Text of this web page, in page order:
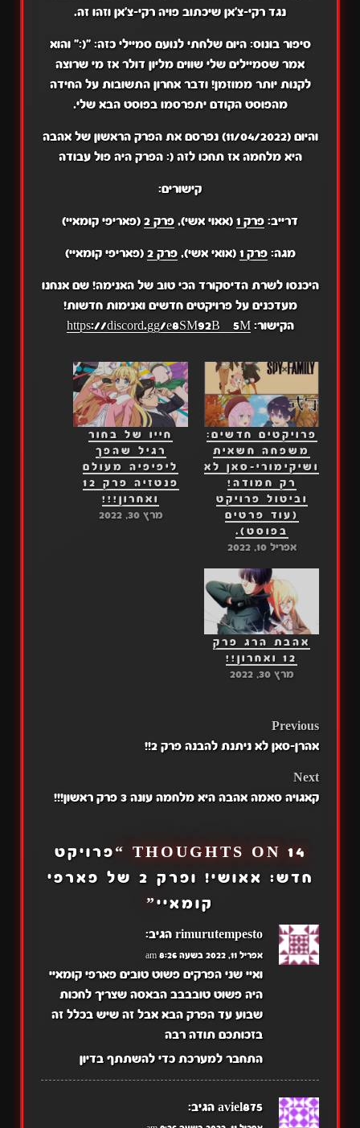
נגד רקי-צ'אן שיכתוב פויה רקי-צ'אן וזהו זה.
סיפור בונוס: היום שלחתי לנועם סמיילי כזה: "(:" והוא
אמר שסמיילים שלי שווים מליון דולר אז מי שרוצה
לקנות יותר ממוזמן! ודבר אחרון התשובות על החידה
מהפוסט הקודם יתפרסמו בפוסט הבא שלי.
והיום (11/04/2022) נפרסם את הפרק הראשון של אהבה
היא מלחמה אז תחכו לזה (: הפרק היה פול עבודה
קישורים:
דרייב:פרק 1 (אאוי אשי),פרק 2 (פאריפי קומאיי)
מגה:פרק 1 (אואי אשי),פרק 2 (פאריפי קומאיי)
היכנסו לשרת הדיסקורד הכי טוב של האנימה! שם אנחנו
מעדכנים על פרויקטים חדשים ואנימות חדשות!
הקישור:https://discord.gg/e8SM92BZ5M
פרויקטים חדשים:
משפחה חשאית
ושיקימורי-סאן לא
רק חמודה!
וביטול פרויקט
(עוד פרטים
בפוסט).
אפריל 10, 2022
חייו של בחור
רגיל שהפך
ליפיפיה מעולם
פנטזיה פרק 12
ואחרון!!!
מרץ 30, 2022
אהבת הרג פרק
12 ואחרון!!
מרץ 30, 2022
POST
Previous
אהרן-סאן לא ניתנת להבנה פרק 2!!
Next
קאגויה סאמה אהבה היא מלחמה עונה 3 פרק ראשון!!!
14 THOUGHTS ON “
פרויקט
חדש: אאושי! ופרק 2 של פארפי
קומאיי ”
rimurutempesto הגיב:
אפריל 11, 2022 בשעה 8:26 am
ואיי שני הפרקים פשוט טובים פארפי קומאיי
היה פשוט טובבבב הבאסה שצריך לחכות
שבוע עד הפרק הבא אבל זה שיש בכלל זה
בזכותכם תודה רבה
התחבר למערכת כדי להשתתף בדיון
aviel875 הגיב: